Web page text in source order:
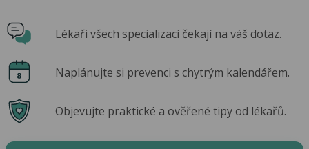
Lékaři všech specializací čekají na váš dotaz.
Naplánujte si prevenci s chytrým kalendářem.
Objevujte praktické a ověřené tipy od lékařů.